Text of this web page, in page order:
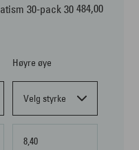
30-pack 30484,00
Høyre øye
Velg styrke
8,40